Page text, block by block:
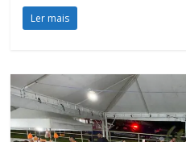
Ler mais